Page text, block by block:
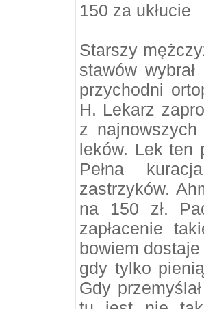
150 za ukłucie
Starszy
stawów
przychodni
H. Lekarz
z
leków. Lek ten
Pełna
zastrzyków.
na 150 zł.
zapłacenie
bowiem
gdy tylko
Gdy